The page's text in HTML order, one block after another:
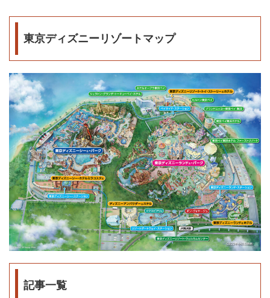
東京ディズニーリゾートマップ
記事一覧